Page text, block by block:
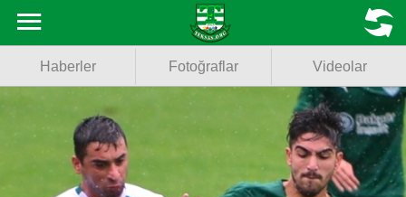
Fotoğraflar
Videolar
Basketbol
MENU
Haberler Fotoğraflar Videolar